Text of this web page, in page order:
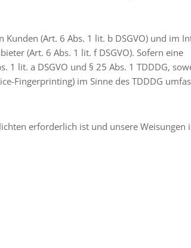
(Art. 6 Abs. 1 lit. b DSGVO) und im
(Art. 6 Abs. 1 lit. f DSGVO). Sofern eine
lit. a DSGVO und § 25 Abs. 1 TDDDG,
Fingerprinting) im Sinne des TDDDG
erforderlich ist und unsere Weisungen